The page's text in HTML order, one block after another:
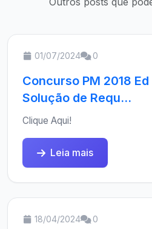
01/07/2024 0
Concurso PM 2018
Solução de Requ...
Clique Aqui!
Leia mais
18/04/2024 0